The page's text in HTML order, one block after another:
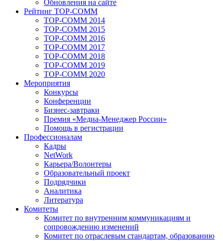
Обновления на сайте
Рейтинг TOP-COMM
TOP-COMM 2014
TOP-COMM 2015
TOP-COMM 2016
TOP-COMM 2017
TOP-COMM 2018
TOP-COMM 2019
TOP-COMM 2020
Мероприятия
Конкурсы
Конференции
Бизнес-завтраки
Премия «Медиа-Менеджер России»
Помощь в регистрации
Профессионалам
Кадры
NetWork
Карьера/Волонтеры
Образовательный проект
Подрядчики
Аналитика
Литература
Комитеты
Комитет по внутренним коммуникациям и
сопровождению изменений
Комитет по отраслевым стандартам, образованию